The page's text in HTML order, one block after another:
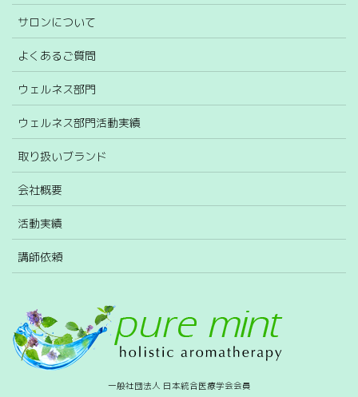
サロンについて
よくあるご質問
ウェルネス部門
ウェルネス部門活動実績
取り扱いブランド
会社概要
活動実績
講師依頼
一般社団法人 日本統合医療学会会員